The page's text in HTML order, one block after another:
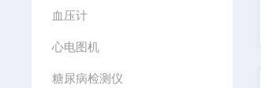
血压计
心电图机
糖尿病检测仪